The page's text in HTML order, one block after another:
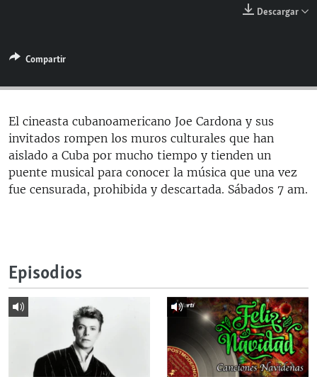
ESPECIALES
LA REALIDAD DE LA VIVIENDA EN CUBA
SER VIEJO EN CUBA
KENTU-CUBANO
LOS SANTOS DE HIALEAH
DESINFORMACIÓN RUSA EN AMÉRICA LATINA
MULTIMEDIA
EDITORIALES
SÍGUENOS
Descargar
Compartir
El cineasta cubanoamericano Joe Cardona y sus
invitados rompen los muros culturales que han
aislado a Cuba por mucho tiempo y tienden un
puente musical para conocer la música que una vez
fue censurada, prohibida y descartada. Sábados 7 am.
Episodios